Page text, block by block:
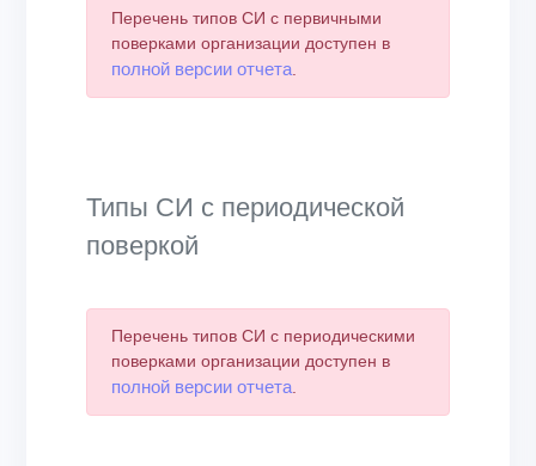
Перечень типов СИ с первичными
поверками организации доступен в
полной версии отчета.
Типы СИ с периодической
поверкой
Перечень типов СИ с периодическими
поверками организации доступен в
полной версии отчета.